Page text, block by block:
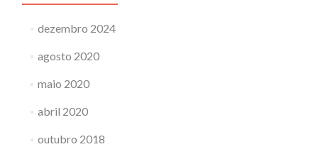
dezembro 2024
agosto 2020
maio 2020
abril 2020
outubro 2018